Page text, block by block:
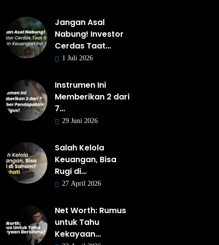
Jangan Asal
Nabung! Investor
Cerdas Taat…
1 Juli 2026
Instrumen Ini
Memberikan 2 dari
7…
29 Juni 2026
Salah Kelola
Keuangan, Bisa
Rugi di…
27 April 2026
Net Worth: Rumus
untuk Tahu
Kekayaan…